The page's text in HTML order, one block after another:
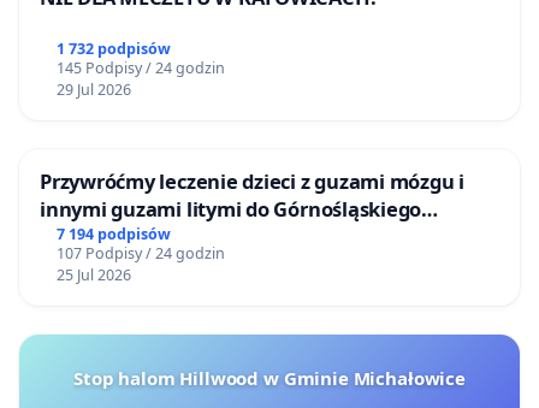
1 732 podpisów
145 Podpisy / 24 godzin
29 Jul 2026
Przywróćmy leczenie dzieci z guzami mózgu i
innymi guzami litymi do Górnośląskiego
Centrum Zdrowia Dziecka w Katowicach
7 194 podpisów
107 Podpisy / 24 godzin
25 Jul 2026
Stop halom Hillwood w Gminie Michałowice